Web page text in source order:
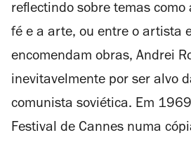
reflectindo sobre temas como
fé e a arte, ou entre o artista
encomendam obras, Andrei
inevitavelmente por ser alvo
comunista soviética. Em
Festival de Cannes numa